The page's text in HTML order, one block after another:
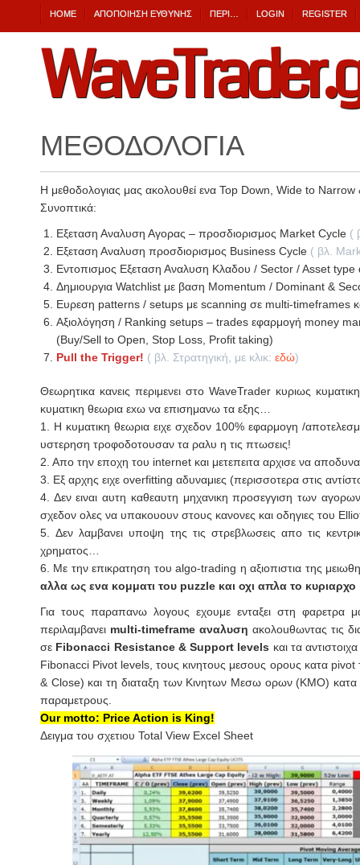
HOME ΑΠΟΠΟΊΗΣΗ ΕΎΘΥΝΗΣ ΠΕΡΙ… LOGIN REGISTER
ΜΕΘΟΔΟΛΟΓΊΑ
H μεθοδολογιας μας ακολουθεί ενα Top Down, Wide to
Συνοπτικά:
Εξεταση Αναλυση Αγορας – προσδιορισμος Market Cycle (
Εξεταση Αναλυση προσδιορισμος Business Cycle ( βλ.
Eντοπισμος Εξεταση Αναλυση Κλαδου / Sector / Asset
Δημιουργια Watchlist με βαση Momentum / Dominant &
Ευρεση patterns / setups με scanning σε multi-timeframes
Αξιολόγηση / Ranking setups – trades εφαρμογή money
(Buy/Sell to Open, Stop Loss, Profit taking)
Pull the Trigger! ( βλ. Στρατηγική, με κλικ: εδώ)
Θεωρητικα κανεις περιμενει στο WaveTrader κυριως
κυματικη θεωρια εxω να επισημανω τα εξης…
1. Η κυματικη θεωρια ειχε σχεδον 100% εφαρμογη /
υστερηση τροφοδοτουσαν τα ραλυ η τις πτωσεις!
2. Απο την εποχη του internet και μετεπειτα αρχισε να
3. Εξ αρχης ειχε overfitting αδυναμιες (περισσοτερα στις
4. Δεν ειναι αυτη καθεαυτη μηχανικη προσεγγιση των
σχεδον ολες να υπακουουν στους κανονες και οδηγιες του
5. Δεν λαμβανει υποψη της τις στρεβλωσεις απο τις
χρηματος…
6. Με την επικρατηση του algo-trading η αξιοπιστια της
αλλα ως ενα κομματι του puzzle και οχι απλα το κυριαρχο
Για τους παραπανω λογους εχουμε ενταξει στη φαρετρα
περιλαμβανει multi-timeframe αναλυση ακολοuθωντας τις
σε Fibonacci Resistance & Support levels και τα
Fibonacci Pivot levels, τους κινητους μεσους ορους κατα pivot
& Close) και τη διαταξη των Kινητων Μεσω ορων (ΚΜΟ)
παραμετρους.
Our motto: Price Action is King!
Δειγμα του σχετιου Total View Excel Sheet